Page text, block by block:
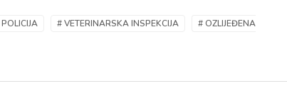
# VETERINARSKA INSPEKCIJA
# OZLIJEĐENA